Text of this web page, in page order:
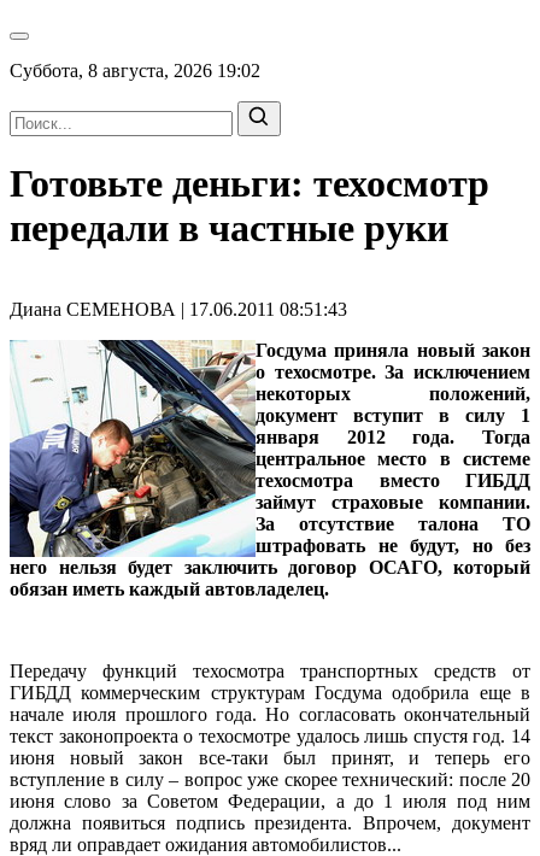
Суббота, 8 августа, 2026 19:02
Готовьте деньги: техосмотр
передали в частные руки
Диана СЕМЕНОВА | 17.06.2011 08:51:43
Госдума приняла новый закон
о техосмотре. За исключением
некоторых положений,
документ вступит в силу 1
января 2012 года. Тогда
центральное место в системе
техосмотра вместо ГИБДД
займут страховые компании.
За отсутствие талона ТО
штрафовать не будут, но без
него нельзя будет заключить договор ОСАГО, который
обязан иметь каждый автовладелец.
Передачу функций техосмотра транспортных средств от
ГИБДД коммерческим структурам Госдума одобрила еще в
начале июля прошлого года. Но согласовать окончательный
текст законопроекта о техосмотре удалось лишь спустя год. 14
июня новый закон все-таки был принят, и теперь его
вступление в силу – вопрос уже скорее технический: после 20
июня слово за Советом Федерации, а до 1 июля под ним
должна появиться подпись президента. Впрочем, документ
вряд ли оправдает ожидания автомобилистов...